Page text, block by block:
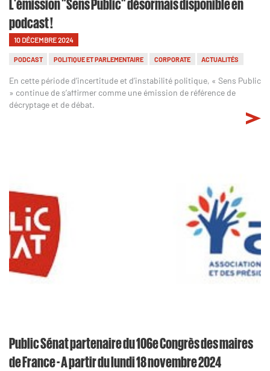
L'émission "Sens Public" désormais disponible en
podcast !
10 DÉCEMBRE 2024
PODCAST POLITIQUE ET PARLEMENTAIRE CORPORATE ACTUALITÉS
En cette période d’incertitude et d’instabilité politique, « Sens Public
» continue de s’affirmer comme une émission de référence de
décryptage et de débat.
Public Sénat partenaire du 106e Congrès des maires
de France - A partir du lundi 18 novembre 2024